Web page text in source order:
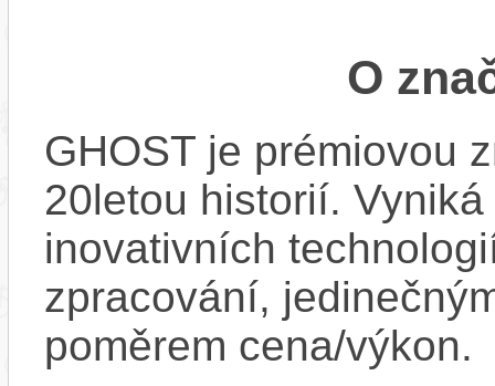
O
GHOST je prémiovou
20letou historií.
inovativních
zpracování,
poměrem cena/výkon.